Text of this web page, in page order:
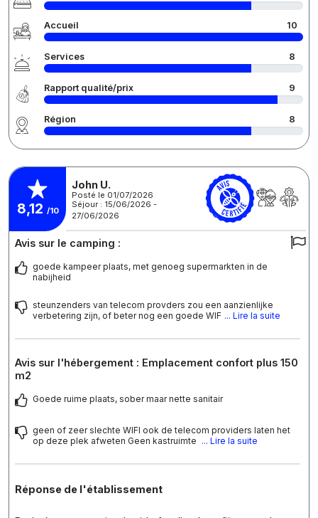
Accueil 10
Services 8
Rapport qualité/prix 9
Région 8
8,12 /10
John U.
Posté le 01/07/2026
Séjour : 15/06/2026 -
27/06/2026
Avis sur le camping :
goede kampeer plaats, met genoeg supermarkten in de
nabijheid
steunzenders van telecom provders zou een aanzienlijke
verbetering zijn, of beter nog een goede WIF ... Lire la suite
Avis sur l'hébergement : Emplacement confort plus 150
m2
Goede ruime plaats, sober maar nette sanitair
geen of zeer slechte WIFI ook de telecom providers laten het
op deze plek afweten Geen kastruimte ... Lire la suite
Réponse de l'établissement